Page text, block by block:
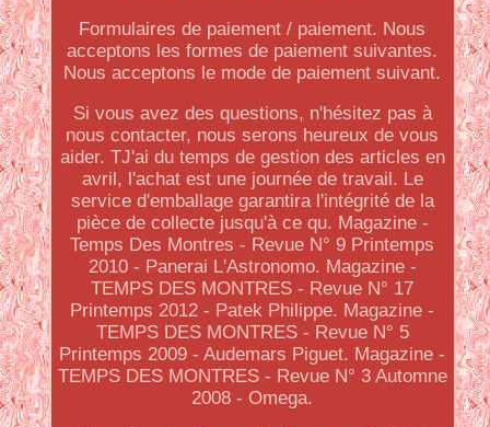
Formulaires de paiement / paiement. Nous
acceptons les formes de paiement suivantes.
Nous acceptons le mode de paiement suivant.
Si vous avez des questions, n'hésitez pas à
nous contacter, nous serons heureux de vous
aider. TJ'ai du temps de gestion des articles en
avril, l'achat est une journée de travail. Le
service d'emballage garantira l'intégrité de la
pièce de collecte jusqu'à ce qu. Magazine -
Temps Des Montres - Revue N° 9 Printemps
2010 - Panerai L'Astronomo. Magazine -
TEMPS DES MONTRES - Revue N° 17
Printemps 2012 - Patek Philippe. Magazine -
TEMPS DES MONTRES - Revue N° 5
Printemps 2009 - Audemars Piguet. Magazine -
TEMPS DES MONTRES - Revue N° 3 Automne
2008 - Omega.